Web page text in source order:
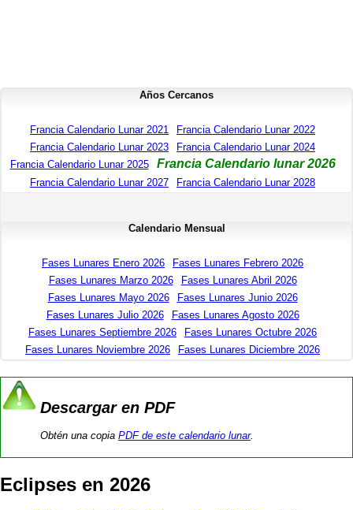
Años Cercanos
Francia Calendario Lunar 2021
Francia Calendario Lunar 2022
Francia Calendario Lunar 2023
Francia Calendario Lunar 2024
Francia Calendario Lunar 2025
Francia Calendario lunar 2026
Francia Calendario Lunar 2027 Francia Calendario Lunar 2028
Calendario Mensual
Fases Lunares Enero 2026
Fases Lunares Febrero 2026
Fases Lunares Marzo 2026
Fases Lunares Abril 2026
Fases Lunares Mayo 2026
Fases Lunares Junio 2026
Fases Lunares Julio 2026
Fases Lunares Agosto 2026
Fases Lunares Septiembre 2026
Fases Lunares Octubre 2026
Fases Lunares Noviembre 2026
Fases Lunares Diciembre 2026
Descargar en PDF
Obtén una copia PDF de este calendario lunar.
Eclipses en 2026